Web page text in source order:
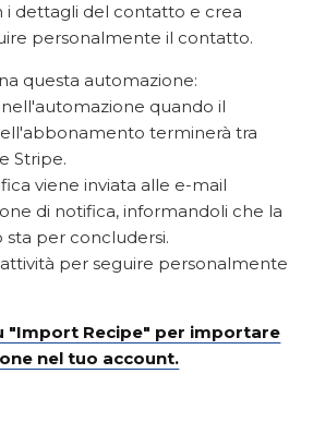
i dettagli del contatto e crea
personalmente il contatto.
questa automazione:
quando il
terminerà tra
Stripe.
viene inviata alle e-mail
di notifica, informandoli che la
per concludersi.
per seguire personalmente
"Import Recipe" per importare
nel tuo account.